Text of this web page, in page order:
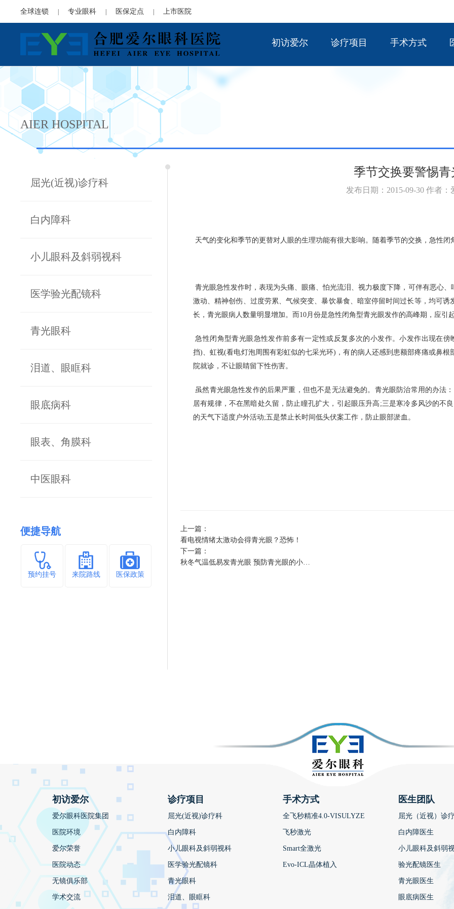
全球连锁 | 专业眼科 | 医保定点 | 上市医院
初访爱尔 诊疗项目 手术方式
AIER HOSPITAL
屈光(近视)诊疗科
白内障科
小儿眼科及斜弱视科
医学验光配镜科
青光眼科
泪道、眼眶科
眼底病科
眼表、角膜科
中医眼科
便捷导航
预约挂号 来院路线 医保政策
季节交换要警惕青
发布日期：2015-09-30 作者：
天气的变化和季节的更替对人眼的生理功能有很大影响。随着季节的交换，急性
青光眼急性发作时，表现为头痛、眼痛、怕光流泪、视力极度下降，可伴有恶心
激动、精神创伤、过度劳累、气候突变、暴饮暴食、暗室停留时间过长等，均可
长，青光眼病人数量明显增加。而10月份是急性闭角型青光眼发作的高峰期，应引
急性闭角型青光眼急性发作前多有一定性或反复多次的小发作。小发作出现在
挡)、虹视(看电灯泡周围有彩虹似的七采光环)，有的病人还感到患额部疼痛或鼻
院就诊，不让眼睛留下性伤害。
虽然青光眼急性发作的后果严重，但也不是无法避免的。青光眼防治常用的办法
居有规律，不在黑暗处久留，防止瞳孔扩大，引起眼压升高;三是寒冷多风沙的不
的天气下适度户外活动;五是禁止长时间低头伏案工作，防止眼部淤血。
上一篇：
看电视情绪太激动会得青光眼？恐怖！
下一篇：
秋冬气温低易发青光眼 预防青光眼的小…
初访爱尔
爱尔眼科医院集团
医院环境
爱尔荣誉
医院动态
无镜俱乐部
学术交流
诊疗项目
屈光(近视)诊疗科
白内障科
小儿眼科及斜弱视科
医学验光配镜科
青光眼科
泪道、眼眶科
手术方式
全飞秒精准4.0-VISULYZE
飞秒激光
Smart全激光
Evo-ICL晶体植入
医生团队
屈光（近视）诊
白内障医生
小儿眼科及斜弱
验光配镜医生
青光眼医生
眼底病医生